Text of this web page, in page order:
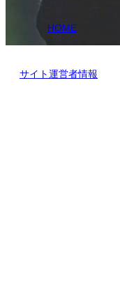
HOME
サイト運営者情報